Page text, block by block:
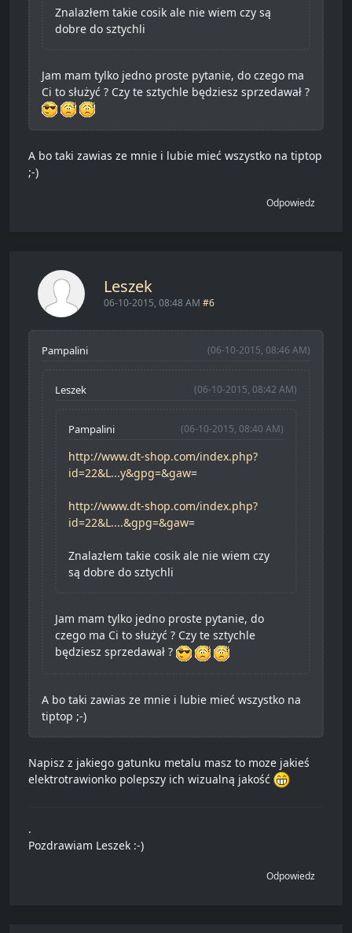
Znalazłem takie cosik ale nie wiem czy są
dobre do sztychli
Jam mam tylko jedno proste pytanie, do czego ma
Ci to służyć ? Czy te sztychle będziesz sprzedawał ?
A bo taki zawias ze mnie i lubie mieć wszystko na tiptop
;-)
Odpowiedz
Leszek
06-10-2015, 08:48 AM #6
(06-10-2015, 08:46 AM)
Pampalini
(06-10-2015, 08:42 AM)
Leszek
(06-10-2015, 08:40 AM)
Pampalini
http://www.dt-shop.com/index.php?
id=22&L...y&gpg=&gaw=
http://www.dt-shop.com/index.php?
id=22&L....&gpg=&gaw=
Znalazłem takie cosik ale nie wiem czy
są dobre do sztychli
Jam mam tylko jedno proste pytanie, do
czego ma Ci to służyć ? Czy te sztychle
będziesz sprzedawał ?
A bo taki zawias ze mnie i lubie mieć wszystko na
tiptop ;-)
Napisz z jakiego gatunku metalu masz to moze jakieś
elektrotrawionko polepszy ich wizualną jakość
.
Pozdrawiam Leszek :-)
Odpowiedz